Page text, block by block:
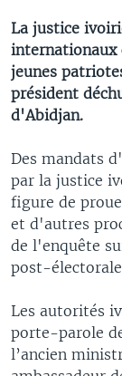
La justice
internationaux
jeunes
président
d'Abidjan.
Des mandats
par la justice
figure de
et d'autres
de l'enquête
post-
Les autorités
porte-parole
l’ancien